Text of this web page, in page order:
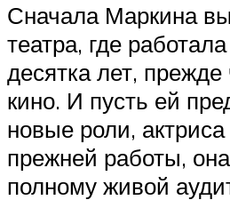
Сначала Маркина
театра, где
десятка лет,
кино. И пусть ей
новые роли,
прежней работы,
полному живой